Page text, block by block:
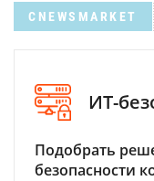
CNEWSMARKET
ИТ-
Подобрать
безопасности